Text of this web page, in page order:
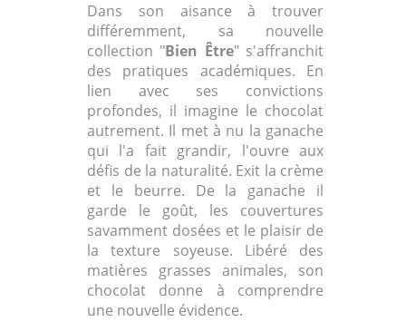
Dans son aisance à trouver
différemment, sa nouvelle
collection "Bien Être" s'affranchit
des pratiques académiques. En
lien avec ses convictions
profondes, il imagine le chocolat
autrement. Il met à nu la ganache
qui l'a fait grandir, l'ouvre aux
défis de la naturalité. Exit la crème
et le beurre. De la ganache il
garde le goût, les couvertures
savamment dosées et le plaisir de
la texture soyeuse. Libéré des
matières grasses animales, son
chocolat donne à comprendre
une nouvelle évidence.